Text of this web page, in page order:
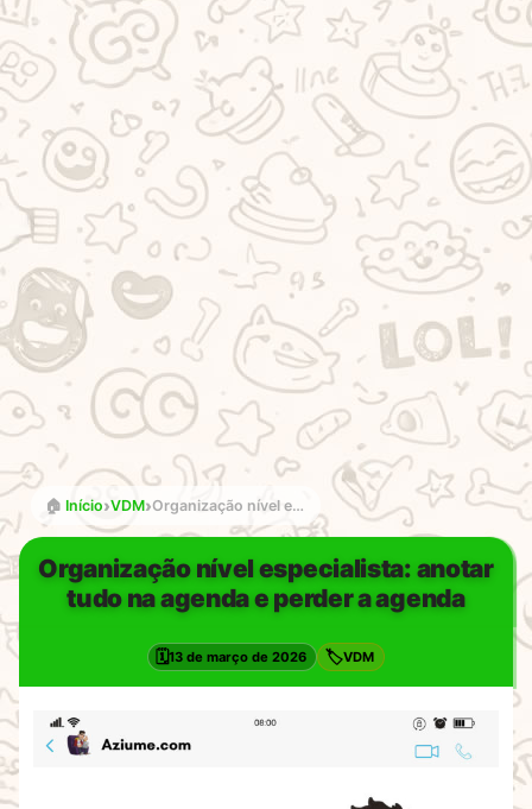
🏠 Início›VDM› Organização nível especialista: anotar tudo na agenda e perder a agenda
Organização nível especialista: anotar
tudo na agenda e perder a agenda
🗓️13 de março de 2026 🏷️VDM